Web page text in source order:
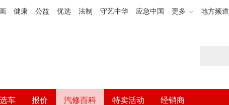
健康 公益 优选 法制 守艺中华 应急中国 更多 地方频道
选车 报价 汽修百科 特卖活动 经销商